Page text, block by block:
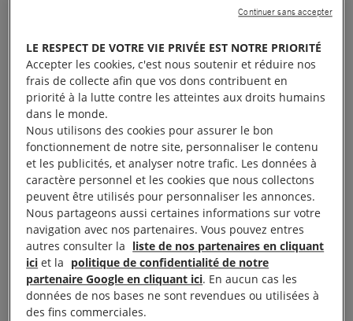
Conférence : Dolkun Isa Président du Congrès
mondial Ouïghour à 18h30, Université Sorbonne
Nouvelle.
Pour son premier événement, l’antenne jeunes
LE RESPECT DE VOTRE VIE PRIVÉE EST NOTRE PRIORITÉ
Accepter les cookies, c'est nous soutenir et réduire nos
frais de collecte afin que vos dons contribuent en
priorité à la lutte contre les atteintes aux droits humains
dans le monde.
Nous utilisons des cookies pour assurer le bon
fonctionnement de notre site, personnaliser le contenu
et les publicités, et analyser notre trafic. Les données à
caractère personnel et les cookies que nous collectons
peuvent être utilisés pour personnaliser les annonces.
Nous partageons aussi certaines informations sur votre
navigation avec nos partenaires. Vous pouvez entres
autres consulter la liste de nos partenaires en cliquant
ici et la politique de confidentialité de notre
partenaire Google en cliquant ici. En aucun cas les
données de nos bases ne sont revendues ou utilisées à
des fins commerciales.
Continuer sans accepter